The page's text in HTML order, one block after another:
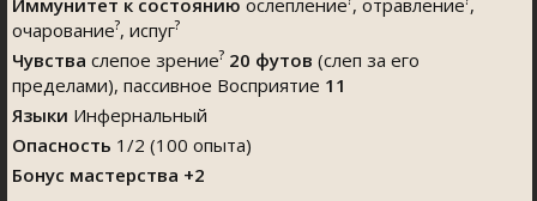
Иммунитет к состоянию ослепление , отравление ,
очарование?, испуг?
Чувства слепое зрение? 20 футов (слеп за его
пределами), пассивное Восприятие 11
Языки Инфернальный
Опасность 1/2 (100 опыта)
Бонус мастерства +2